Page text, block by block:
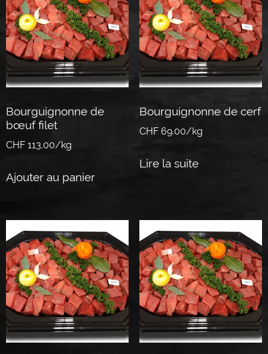
Bourguignonne de
bœuf filet
CHF 113.00/kg
Ajouter au panier
Bourguignonne de cerf
CHF 69.00/kg
Lire la suite